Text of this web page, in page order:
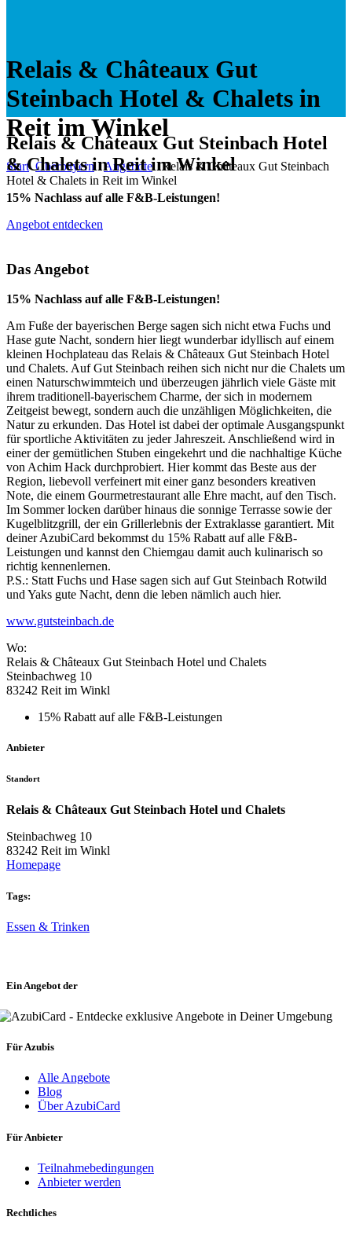
Relais & Châteaux Gut
Steinbach Hotel & Chalets in
Reit im Winkel
Start Oberbayern Angebote
Relais & Châteaux Gut Steinbach
Hotel & Chalets in Reit im Winkel
Relais & Châteaux Gut Steinbach Hotel
& Chalets in Reit im Winkel
15% Nachlass auf alle F&B-Leistungen!
Angebot entdecken
Das Angebot
15% Nachlass auf alle F&B-Leistungen!
Am Fuße der bayerischen Berge sagen sich nicht etwa Fuchs und
Hase gute Nacht, sondern hier liegt wunderbar idyllisch auf einem
kleinen Hochplateau das Relais & Châteaux Gut Steinbach Hotel
und Chalets. Auf Gut Steinbach reihen sich nicht nur die Chalets um
einen Naturschwimmteich und überzeugen jährlich viele Gäste mit
ihrem traditionell-bayerischem Charme, der sich in modernem
Zeitgeist bewegt, sondern auch die unzähligen Möglichkeiten, die
Natur zu erkunden. Das Hotel ist dabei der optimale Ausgangspunkt
für sportliche Aktivitäten zu jeder Jahreszeit. Anschließend wird in
einer der gemütlichen Stuben eingekehrt und die nachhaltige Küche
von Achim Hack durchprobiert. Hier kommt das Beste aus der
Region, liebevoll verfeinert mit einer ganz besonders kreativen
Note, die einem Gourmetrestaurant alle Ehre macht, auf den Tisch.
Im Sommer locken darüber hinaus die sonnige Terrasse sowie der
Kugelblitzgrill, der ein Grillerlebnis der Extraklasse garantiert. Mit
deiner AzubiCard bekommst du 15% Rabatt auf alle F&B-
Leistungen und kannst den Chiemgau damit auch kulinarisch so
richtig kennenlernen.
P.S.: Statt Fuchs und Hase sagen sich auf Gut Steinbach Rotwild
und Yaks gute Nacht, denn die leben nämlich auch hier.
www.gutsteinbach.de
Wo:
Relais & Châteaux Gut Steinbach Hotel und Chalets
Steinbachweg 10
83242 Reit im Winkl
15% Rabatt auf alle F&B-Leistungen
Anbieter
Standort
Relais & Châteaux Gut Steinbach Hotel und Chalets
Steinbachweg 10
83242 Reit im Winkl
Homepage
Tags:
Essen & Trinken
Ein Angebot der
Für Azubis
Alle Angebote
Blog
Über AzubiCard
Für Anbieter
Teilnahmebedingungen
Anbieter werden
Rechtliches